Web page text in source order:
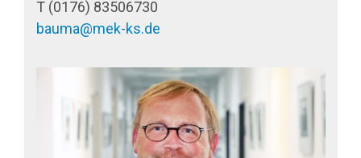
T (0176) 83506730
bauma@mek-ks.de